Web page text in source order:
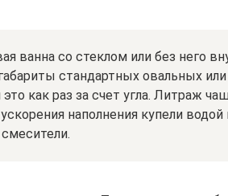
ванна со стеклом или без него
стандартных овальных или
это как раз за счет угла. Литраж
наполнения купели